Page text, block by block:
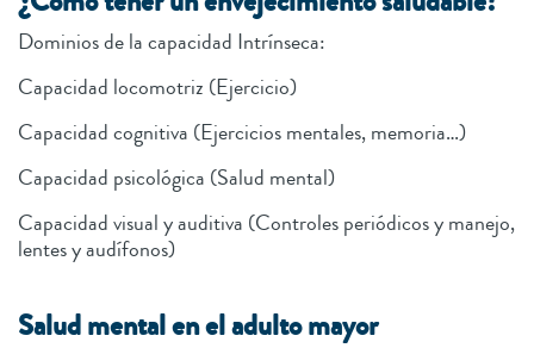
Dominios de la capacidad Intrínseca:
Capacidad locomotriz (Ejercicio)
Capacidad cognitiva (Ejercicios mentales, memoria…)
Capacidad psicológica (Salud mental)
Capacidad visual y auditiva (Controles periódicos y manejo,
lentes y audífonos)
Salud mental en el adulto mayor